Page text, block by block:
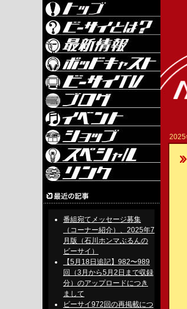
番組宛てメッセージ募集
（コーナー紹介）、2025年7
月版（石川ホンマぶるんの
ビーサイ）
【5月18日追記】982〜989
回（3月から5月2日まで収録
分）のアップロードにつき
まして
ビーサイ972回の再掲載につ